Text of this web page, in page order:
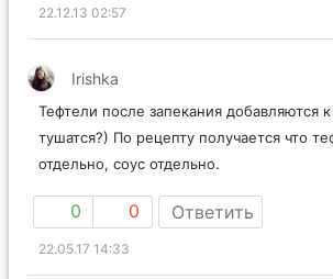
22.12.13 02:57
Irishka
Тефтели после запекания добавляются
тушатся?) По рецепту получается что
отдельно, соус отдельно.
0 0 Ответить
22.05.17 14:33